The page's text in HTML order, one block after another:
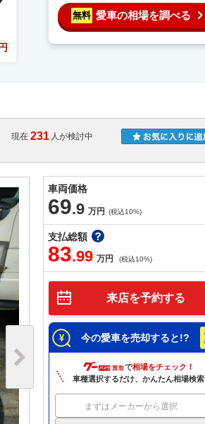
無料 愛車の相場を調べる
現在 231 人が検討中
車両価格
69.9 万円 (税込10%)
支払総額
83.99 万円 (税込10%)
来店を予約する
今の愛車を売却すると!?
で相場をチェック！
車種選択するだけ、かんたん相場検索
まずはメーカーから選択